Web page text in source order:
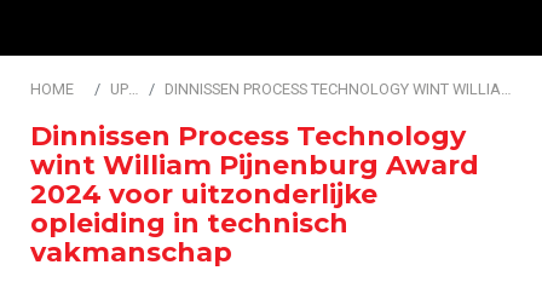
HOME UPDATES DINNISSEN PROCESS TECHNOLOGY WINT WILLIAM PIJNENBURG AWARD 2024 VOOR UITZONDERLIJKE OPLEIDING IN TECHNISCH VAKMANSCHAP
Dinnissen Process Technology
wint William Pijnenburg Award
2024 voor uitzonderlijke
opleiding in technisch
vakmanschap